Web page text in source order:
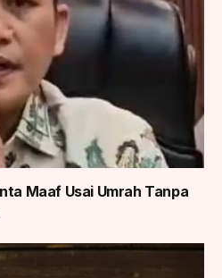
Maaf Usai Umrah Tanpa